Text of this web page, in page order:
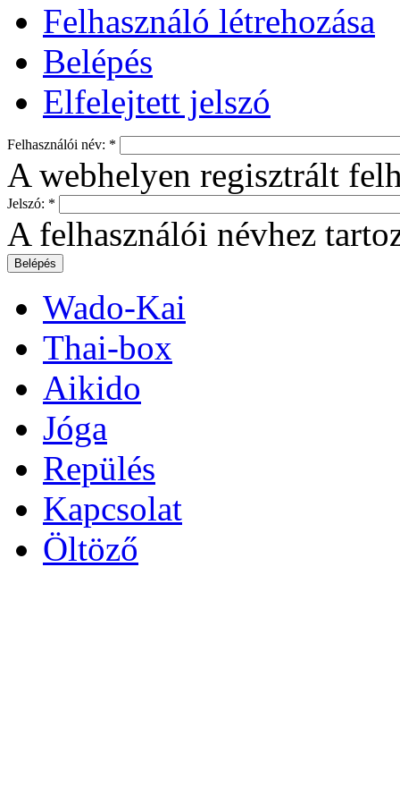
Felhasználó létrehozása
Belépés
Elfelejtett jelszó
Felhasználói név: *
A webhelyen regisztrált
Jelszó: *
A felhasználói névhez
Wado-Kai
Thai-box
Aikido
Jóga
Repülés
Kapcsolat
Öltöző